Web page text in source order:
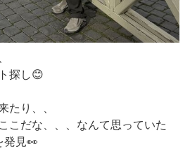
探し😊
たり、、
こだな、、、なんて思っていた
発見👀